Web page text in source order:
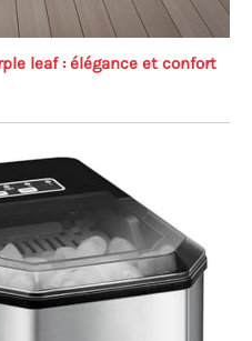
leaf : élégance et confort